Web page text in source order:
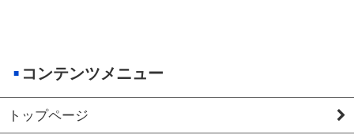
コンテンツメニュー
トップページ